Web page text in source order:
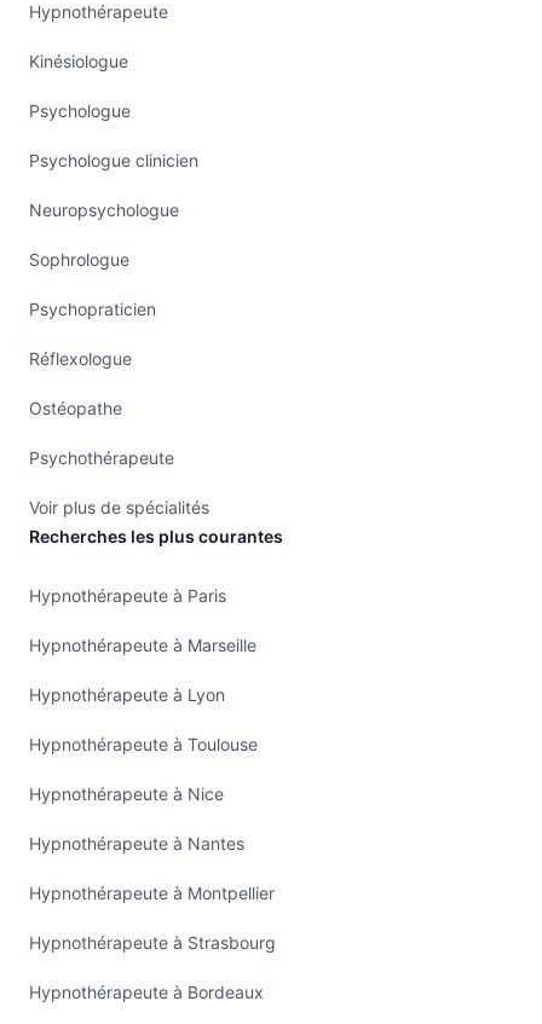
Hypnothérapeute
Kinésiologue
Psychologue
Psychologue clinicien
Neuropsychologue
Sophrologue
Psychopraticien
Réflexologue
Ostéopathe
Psychothérapeute
Voir plus de spécialités
Recherches les plus courantes
Hypnothérapeute à Paris
Hypnothérapeute à Marseille
Hypnothérapeute à Lyon
Hypnothérapeute à Toulouse
Hypnothérapeute à Nice
Hypnothérapeute à Nantes
Hypnothérapeute à Montpellier
Hypnothérapeute à Strasbourg
Hypnothérapeute à Bordeaux